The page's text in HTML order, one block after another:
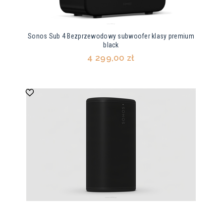
Sonos Sub 4 Bezprzewodowy subwoofer klasy premium
black
4 299,00 zł